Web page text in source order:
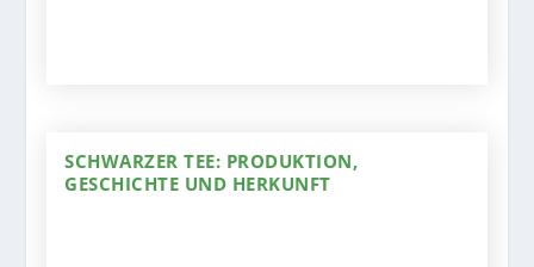
SCHWARZER TEE: PRODUKTION,
GESCHICHTE UND HERKUNFT